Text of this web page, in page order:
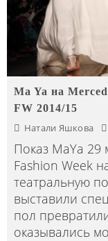
Ma Ya на
FW 2014/15
Натали Яшкова
Показ MaYa 29
Fashion Week
театральную
выставили
пол
оказывались